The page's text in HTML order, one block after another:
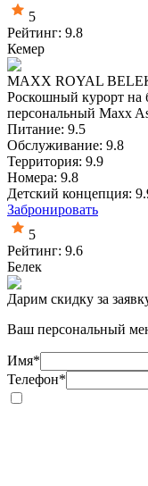
5
Рейтинг: 9.8
Кемер
MAXX ROYAL
Роскошный курорт на
персональный Maxx
Питание: 9.5
Обслуживание: 9.8
Территория: 9.9
Номера: 9.8
Детский концепция:
Забронировать
5
Рейтинг: 9.6
Белек
Дарим скидку за
Ваш персональный
Имя*
Телефон*